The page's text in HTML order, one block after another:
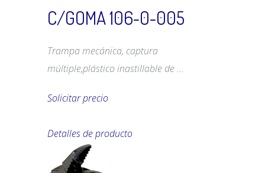
C/GOMA 106-0-005
Trampa mecánica, captura
múltiple,plástico inastillable de ...
Solicitar precio
Detalles de producto